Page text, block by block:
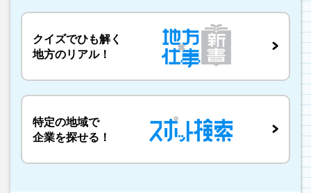
クイズでひも解く
地方のリアル！
特定の地域で
企業を探せる！